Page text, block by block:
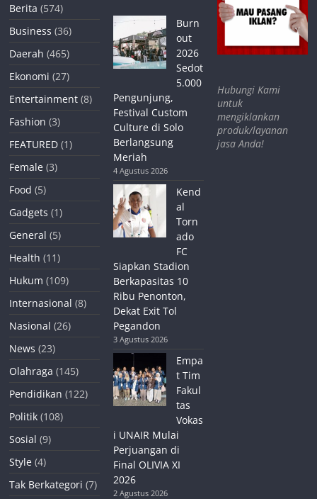
Berita (574)
Business (36)
Daerah (465)
Ekonomi (27)
Entertainment (8)
Fashion (3)
FEATURED (1)
Female (3)
Food (5)
Gadgets (1)
General (5)
Health (11)
Hukum (109)
Internasional (8)
Nasional (26)
News (23)
Olahraga (145)
Pendidikan (122)
Politik (108)
Sosial (9)
Style (4)
Tak Berkategori (7)
Burn
out
2026
Sedot
5.000
Pengunjung,
Festival Custom
Culture di Solo
Berlangsung
Meriah
4 Agustus 2026
Kend
al
Torn
ado
FC
Siapkan Stadion
Berkapasitas 10
Ribu Penonton,
Dekat Exit Tol
Pegandon
3 Agustus 2026
Empa
t Tim
Fakul
tas
Vokas
i UNAIR Mulai
Perjuangan di
Final OLIVIA XI
2026
2 Agustus 2026
Hubungi Kami
untuk
mengiklankan
produk/layanan
jasa Anda!